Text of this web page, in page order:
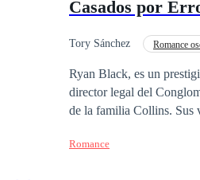
Casados por
Tory Sánchez Romance
Ryan Black, es un
director legal del
de la familia Collins. Sus
complican el día que Ryan
Romance